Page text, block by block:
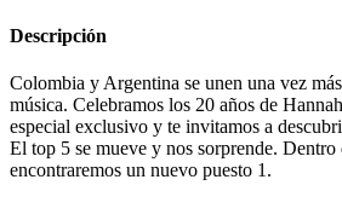
Descripción
Colombia y Argentina se unen una vez
música. Celebramos los 20 años de
especial exclusivo y te invitamos a
El top 5 se mueve y nos sorprende. Dentro
encontraremos un nuevo puesto 1.